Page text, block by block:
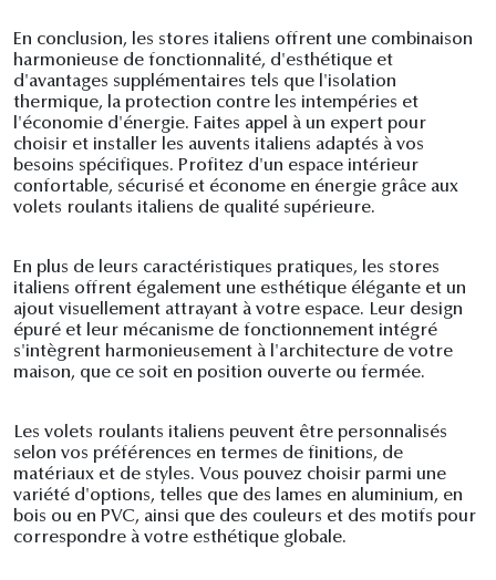
En conclusion, les stores italiens offrent une combinaison
harmonieuse de fonctionnalité, d'esthétique et
d'avantages supplémentaires tels que l'isolation
thermique, la protection contre les intempéries et
l'économie d'énergie. Faites appel à un expert pour
choisir et installer les auvents italiens adaptés à vos
besoins spécifiques. Profitez d'un espace intérieur
confortable, sécurisé et économe en énergie grâce aux
volets roulants italiens de qualité supérieure.
En plus de leurs caractéristiques pratiques, les stores
italiens offrent également une esthétique élégante et un
ajout visuellement attrayant à votre espace. Leur design
épuré et leur mécanisme de fonctionnement intégré
s'intègrent harmonieusement à l'architecture de votre
maison, que ce soit en position ouverte ou fermée.
Les volets roulants italiens peuvent être personnalisés
selon vos préférences en termes de finitions, de
matériaux et de styles. Vous pouvez choisir parmi une
variété d'options, telles que des lames en aluminium, en
bois ou en PVC, ainsi que des couleurs et des motifs pour
correspondre à votre esthétique globale.